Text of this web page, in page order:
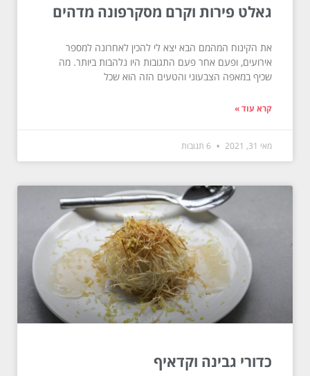
גאלט פירות וקרם מסקרפונה מדהים
את הקינוח המהמם הבא יצא לי להכין לאחרונה למספר
אירועים, ופעם אחר פעם התגובות היו נלהבות ביותר. מה
שכיף במאפה הצבעוני והטעים הזה הוא שכל
קרא עוד »
מאי 31, 2021
כדורי גבינה וקדאיף